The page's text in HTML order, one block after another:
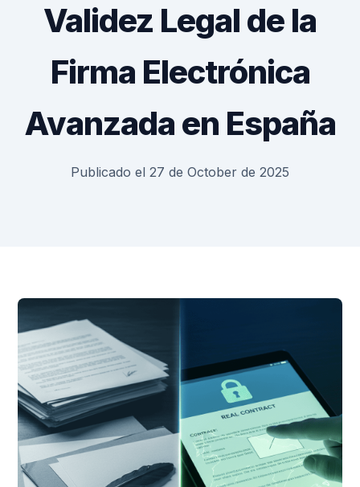
Validez Legal de la
Firma Electrónica
Avanzada en España
Publicado el 27 de October de 2025